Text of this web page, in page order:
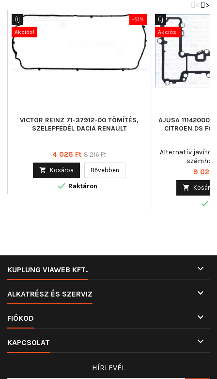
>
<
-51%
Új
Akciós!
VICTOR REINZ 71-37912-00 TÖMÍTÉS,
SZELEPFEDÉL DACIA RENAULT
Ár
4 026 Ft Normál
8 216 Ft
 Kosárba Bővebben
 Raktáron
Új
Akciós!
AJUSA 11142000
CITROËN DS
Alternatív
számhoz
Ár
9 024
 Kosárba

KUPLUNG VIAWEB KFT. 
ALKATRÉSZ ÉS SZERVIZ 
FIÓKOD 
KAPCSOLAT 
HÍRLEVÉL